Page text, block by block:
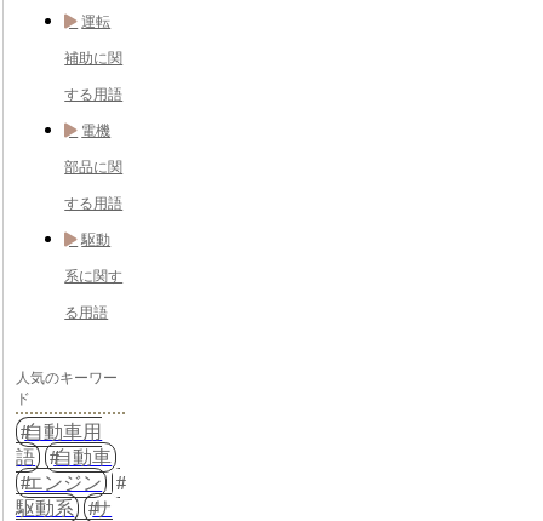
運転
補助に関
する用語
電機
部品に関
する用語
駆動
系に関す
る用語
人気のキーワー
ド
自動車用
語
自動車
エンジン
駆動系
サ